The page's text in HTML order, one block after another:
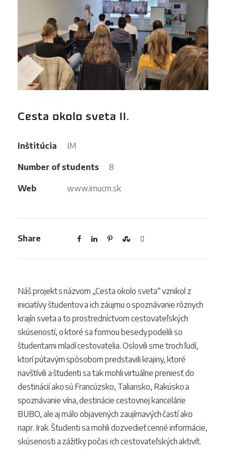
Cesta okolo sveta II.
Inštitúcia IM
Number of students 8
Web www.imucm.sk
Share
Náš projekt s názvom „Cesta okolo sveta“ vznikol z
iniciatívy študentov a ich záujmu o spoznávanie rôznych
krajín sveta a to prostredníctvom cestovateľských
skúseností, o ktoré sa formou besedy podelili so
študentami mladí cestovatelia. Oslovili sme troch ľudí,
ktorí pútavým spôsobom predstavili krajiny, ktoré
navštívili a študenti sa tak mohli virtuálne preniesť do
destinácií ako sú Francúzsko, Taliansko, Rakúsko a
spoznávanie vína, destinácie cestovnej kancelárie
BUBO, ale aj málo objavených zaujímavých častí ako
napr. Irak. Študenti sa mohli dozvedieť cenné informácie,
skúsenosti a zážitky počas ich cestovateľských aktivít.